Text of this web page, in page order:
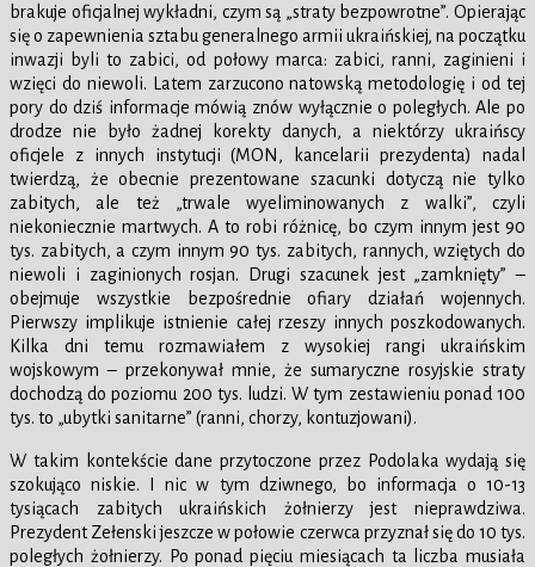
brakuje oficjalnej wykładni, czym są „straty bezpowrotne”. Opierając
się o zapewnienia sztabu generalnego armii ukraińskiej, na początku
inwazji byli to zabici, od połowy marca: zabici, ranni, zaginieni i
wzięci do niewoli. Latem zarzucono natowską metodologię i od tej
pory do dziś informacje mówią znów wyłącznie o poległych. Ale po
drodze nie było żadnej korekty danych, a niektórzy ukraińscy
oficjele z innych instytucji (MON, kancelarii prezydenta) nadal
twierdzą, że obecnie prezentowane szacunki dotyczą nie tylko
zabitych, ale też „trwale wyeliminowanych z walki”, czyli
niekoniecznie martwych. A to robi różnicę, bo czym innym jest 90
tys. zabitych, a czym innym 90 tys. zabitych, rannych, wziętych do
niewoli i zaginionych rosjan. Drugi szacunek jest „zamknięty” –
obejmuje wszystkie bezpośrednie ofiary działań wojennych.
Pierwszy implikuje istnienie całej rzeszy innych poszkodowanych.
Kilka dni temu rozmawiałem z wysokiej rangi ukraińskim
wojskowym – przekonywał mnie, że sumaryczne rosyjskie straty
dochodzą do poziomu 200 tys. ludzi. W tym zestawieniu ponad 100
tys. to „ubytki sanitarne” (ranni, chorzy, kontuzjowani).
W takim kontekście dane przytoczone przez Podolaka wydają się
szokująco niskie. I nic w tym dziwnego, bo informacja o 10-13
tysiącach zabitych ukraińskich żołnierzy jest nieprawdziwa.
Prezydent Zełenski jeszcze w połowie czerwca przyznał się do 10 tys.
poległych żołnierzy. Po ponad pięciu miesiącach ta liczba musiała